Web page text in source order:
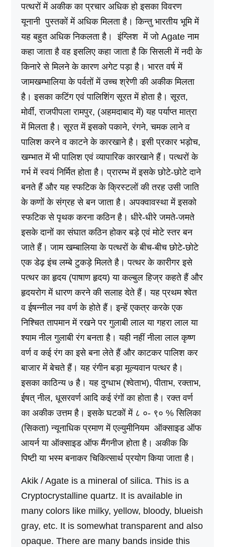
पत्थरों में अकीक का प्रचार अधिक हो इसका विवरण
यूनानी पुस्तकों में अधिक मिलता है। किन्तु भारतीय भूमि में
यह बहुत अधिक निकलता है। इंग्लिश में जो Agate नाम
कहा जाता है वह इसलिए कहा जाता है कि सिसली में नदी के
किनारे से मिलने के कारण अगेट पड़ा है। भारत वर्ष में
जामखम्भालिया के पर्वतों में उच्च श्रेणी की अकीक मिलता
है। इसका कटिंग एवं पालिशिंग सूरत में होता है। सूरत,
मोर्वीं, राजपीपला रामपुर, (अहमदाबाद में) यह पर्याप्त मात्रा
में मिलता है। सूरत में इसको पकाने, रंगने, चमक लाने व
पालिश करने व काटने के कारखाने है। इसी प्रकार भड़ोच,
खम्भात में भी पालिश एवं व्यापारिक कारखाने हैं। पत्थरों के
गर्भ में स्वयं निर्मित होता है। प्रारम्भ में इसके छोटे-छोटे दाने
बनते हैं और यह स्फटिक के क्रिस्टलों की तरह उसी जाति
के कणों के संग्रह से बन जाता है। अपक्वावस्था में इसको
स्फटिक से पृथक करना कठिन है। धीरे-धीरे जमते-जमते
इसके दानों का संघात कठिन होकर बड़े एवं मोटे स्तर बन
जाते हैं। जाम खम्बालिया के पत्थरों के बीच-बीच छोटे-छोटे
एक डेढ़ इंच लम्बे टुकड़े मिलते है। पत्थर के कारीगर इसे
पत्थर का हृदय (पाषाण हृदय) या कल्बुल हिज्र कहते हैं और
हृदयरोग में धारण करने की सलाह देते हैं। यह प्रथम श्वेत
व ईषन्नील नव वर्ण के होते हैं। इन्हें एकत्र करके एक
निश्चित तापमान में रखने पर गुलाबी लाल या गहरा लाल या
श्याम नील गुलाबी रंग बनता है। यही नहीं नीला लाल कृष्ण
वर्ण व कई रंग का इसे बना लेते हैं और काटकर पालिश कर
बाजार में बेचते हैं। यह रंगीन बड़ा मूल्यवान पत्थर है।
इसका काठिन्य ७ है। यह दुग्धाभ (श्वेताभ), पीताभ, रक्ताभ,
ईषत्‌ नील, धूसरवर्ण आदि कई रंगों का होता है। रक्त वर्ण
का अकीक उत्तम है। इसके घटकों में ८ ०- ९० % सिलिका
(सिकता) न्यूनाधिक प्रमाण में एल्युमीनियम ऑक्साइड ऑफ
आयर्न या ऑक्साइड ऑफ मैंगनीज होता है। अकीक कि
पिष्टी या भस्म बनाकर चिकित्सार्थ प्रयोग किया जाता है।
Akik / Agate is a mineral of silica. This is a
Cryptocrystalline quartz. It is available in
many colors like milky, yellow, bloody, blueish
gray, etc. It is somewhat transparent and also
opaque. There are many bands inside this